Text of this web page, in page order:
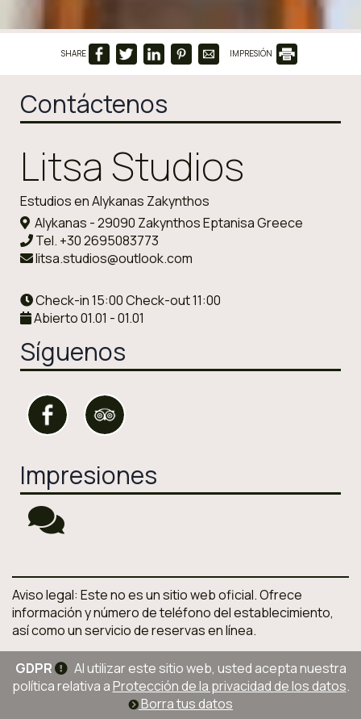
SHARE IMPRESIÓN
Contáctenos
Litsa Studios
Estudios en Alykanas Zakynthos
Alykanas - 29090 Zakynthos Eptanisa Greece
Tel. +30 2695083773
litsa.studios@outlook.com
Check-in 15:00 Check-out 11:00
Abierto 01.01 - 01.01
Síguenos
Impresiones
Aviso legal: Este no es un sitio web oficial. Ofrece
información y número de teléfono del establecimiento,
así como un servicio de reservas en línea.
GDPR
Al utilizar este sitio web, usted acepta nuestra
política relativa aProtección de la privacidad de los datos.
Borra tus datos